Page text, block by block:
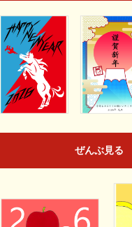
ぜんぶ見る